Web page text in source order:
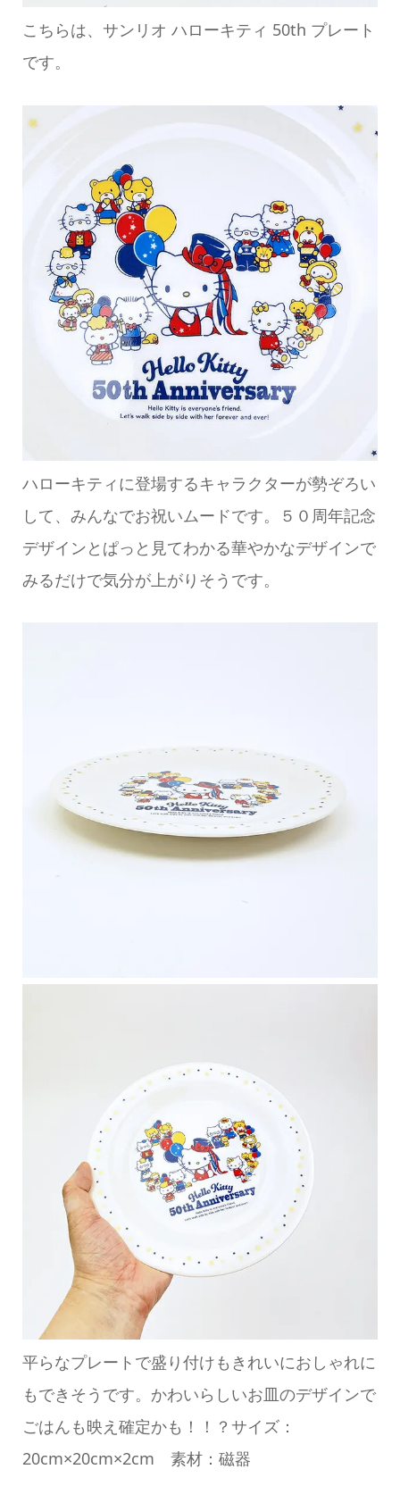
こちらは、サンリオ ハローキティ 50th プレート
です。
ハローキティに登場するキャラクターが勢ぞろい
して、みんなでお祝いムードです。５０周年記念
デザインとぱっと見てわかる華やかなデザインで
みるだけで気分が上がりそうです。
平らなプレートで盛り付けもきれいにおしゃれに
もできそうです。かわいらしいお皿のデザインで
ごはんも映え確定かも！！？サイズ：
20cm×20cm×2cm 素材：磁器